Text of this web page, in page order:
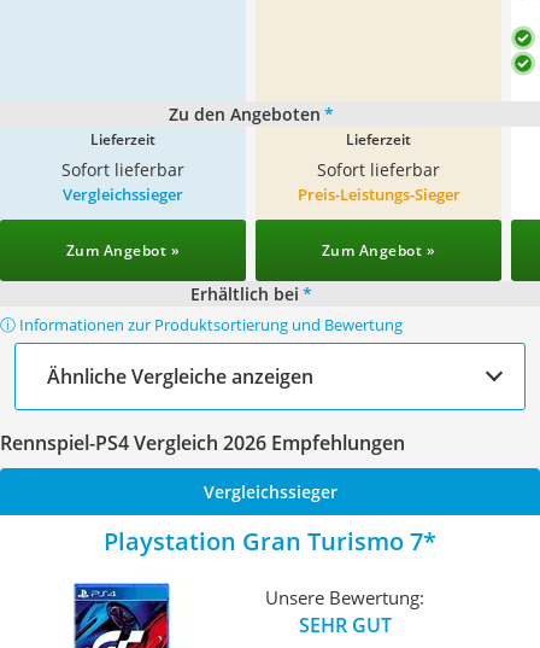
Zu den Angeboten *
Lieferzeit
Sofort lieferbar
Lieferzeit
Sofort lieferbar
Vergleichssieger
Zum Angebot »
Preis-Leistungs-Sieger
Zum Angebot »
Erhältlich bei *
ⓘ Informationen zur Produktsortierung und Bewertung
Ähnliche Vergleiche anzeigen
Rennspiel-PS4 Vergleich 2026 Empfehlungen
Vergleichssieger
Playstation Gran Turismo 7
Unsere Bewertung:
SEHR GUT